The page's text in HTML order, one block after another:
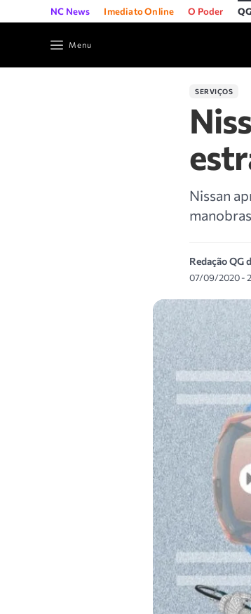
NC News Imediato Online O Poder
Menu
SERVIÇOS
Nissan
Redação QG
07/09/2020 -